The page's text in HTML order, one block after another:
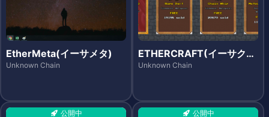
EtherMeta(イーサメタ)
Unknown Chain
ETHERCRAFT(イーサクラ
フト)
Unknown Chain
公開中 公開中